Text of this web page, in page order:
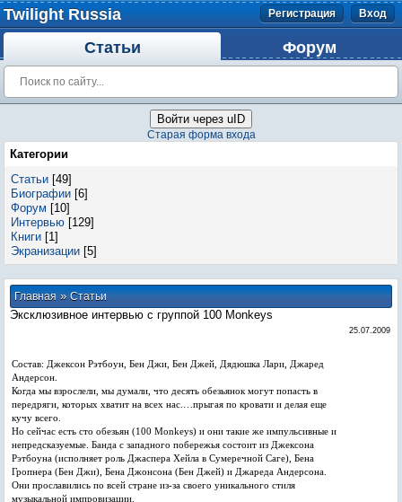
Twilight Russia Регистрация Вход
Статьи Форум
Войти через uID
Старая форма входа
Категории
Статьи [49]
Биографии [6]
Форум [10]
Интервью [129]
Книги [1]
Экранизации [5]
Главная»Статьи
Эксклюзивное интервью с группой 100 Monkeys
25.07.2009
Состав: Джексон Рэтбоун, Бен Джи, Бен Джей, Дядюшка Лари, Джаред
Андерсон.
Когда мы взрослели, мы думали, что десять обезьянок могут попасть в
передряги, которых хватит на всех нас.…прыгая по кровати и делая еще
кучу всего.
Но сейчас есть сто обезьян (100 Monkeys) и они такие же импульсивные и
непредсказуемые. Банда с западного побережья состоит из Джексона
Рэтбоуна (исполняет роль Джаспера Хейла в Сумеречной Саге), Бена
Гропнера (Бен Джи), Бена Джонсона (Бен Джей) и Джареда Андерсона.
Они прославились по всей стране из-за своего уникального стиля
музыкальной импровизации.